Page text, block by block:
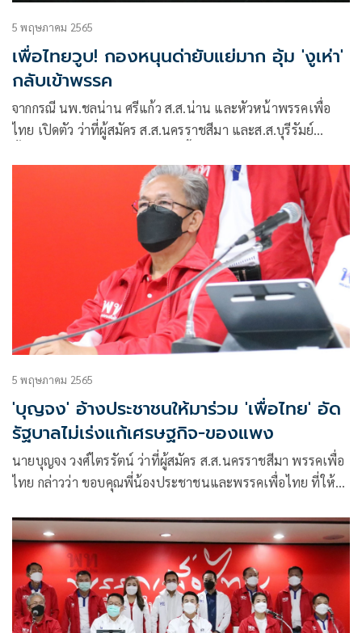
5 พฤษภาคม 2565
เพื่อไทยวูบ! กองหนุนด่ายับแย่มาก อุ้ม 'งูเห่า'
กลับเข้าพรรค
จากกรณี นพ.ชลน่าน ศรีแก้ว ส.ส.น่าน และหัวหน้าพรรคเพื่อ
ไทย เปิดตัว ว่าที่ผู้สมัคร ส.ส.นครราชสีมา และส.ส.บุรีรัมย์
5 พฤษภาคม 2565
'บุญจง' อ้างประชาชนให้มาร่วม 'เพื่อไทย' อัด
รัฐบาลไม่เร่งแก้เศรษฐกิจ-ของแพง
นายบุญจง วงศ์ไตรรัตน์ ว่าที่ผู้สมัคร ส.ส.นครราชสีมา พรรคเพื่อ
ไทย กล่าวว่า ขอบคุณพี่น้องประชาชนและพรรคเพื่อไทย ที่ให้
ว่าที่ผู้สมัคร ส.ส.เบื้องต้น ของพรรคเพื่อไทย